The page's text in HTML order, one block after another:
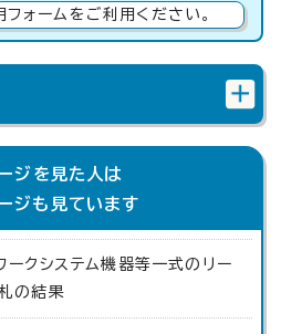
ォームをご利用ください。
ジを見た人は
ジも見ています
ークシステム機器等一式のリー
の結果